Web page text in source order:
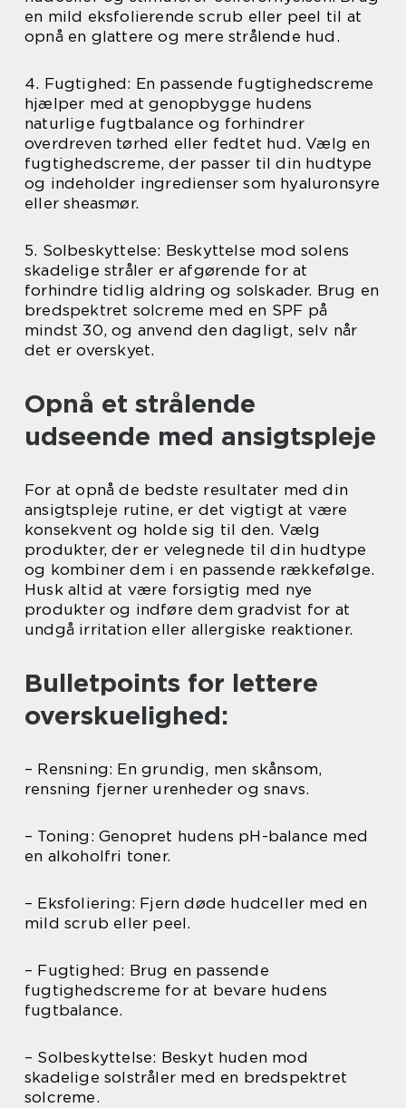
en mild eksfolierende scrub eller peel til at
opnå en glattere og mere strålende hud.
4. Fugtighed: En passende fugtighedscreme
hjælper med at genopbygge hudens
naturlige fugtbalance og forhindrer
overdreven tørhed eller fedtet hud. Vælg en
fugtighedscreme, der passer til din hudtype
og indeholder ingredienser som hyaluronsyre
eller sheasmør.
5. Solbeskyttelse: Beskyttelse mod solens
skadelige stråler er afgørende for at
forhindre tidlig aldring og solskader. Brug en
bredspektret solcreme med en SPF på
mindst 30, og anvend den dagligt, selv når
det er overskyet.
Opnå et strålende
udseende med ansigtspleje
For at opnå de bedste resultater med din
ansigtspleje rutine, er det vigtigt at være
konsekvent og holde sig til den. Vælg
produkter, der er velegnede til din hudtype
og kombiner dem i en passende rækkefølge.
Husk altid at være forsigtig med nye
produkter og indføre dem gradvist for at
undgå irritation eller allergiske reaktioner.
Bulletpoints for lettere
overskuelighed:
– Rensning: En grundig, men skånsom,
rensning fjerner urenheder og snavs.
– Toning: Genopret hudens pH-balance med
en alkoholfri toner.
– Eksfoliering: Fjern døde hudceller med en
mild scrub eller peel.
– Fugtighed: Brug en passende
fugtighedscreme for at bevare hudens
fugtbalance.
– Solbeskyttelse: Beskyt huden mod
skadelige solstråler med en bredspektret
solcreme.